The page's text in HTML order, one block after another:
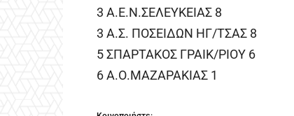
3 Α.Ε.Ν.ΣΕΛΕΥΚΕΙΑΣ 8
3 Α.Σ. ΠΟΣΕΙΔΩΝ ΗΓ/ΤΣΑΣ 8
5 ΣΠΑΡΤΑΚΟΣ ΓΡΑΙΚ/ΡΙΟΥ 6
6 Α.Ο.ΜΑΖΑΡΑΚΙΑΣ 1